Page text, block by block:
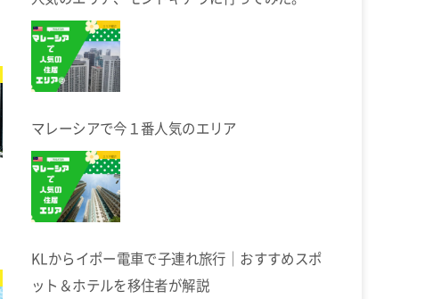
マレーシアで今１番人気のエリア
KLからイポー電車で子連れ旅行｜おすすめスポ
ット＆ホテルを移住者が解説